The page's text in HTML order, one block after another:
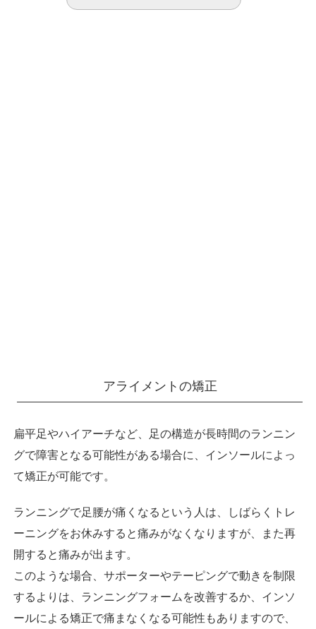
アライメントの矯正
扁平足やハイアーチなど、足の構造が長時間のランニン
グで障害となる可能性がある場合に、インソールによっ
て矯正が可能です。
ランニングで足腰が痛くなるという人は、しばらくトレ
ーニングをお休みすると痛みがなくなりますが、また再
開すると痛みが出ます。
このような場合、サポーターやテーピングで動きを制限
するよりは、ランニングフォームを改善するか、インソ
ールによる矯正で痛まなくなる可能性もありますので、